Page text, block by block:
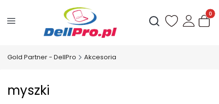
Otwórz
Gold Partner - DellPro Akcesoria
myszki